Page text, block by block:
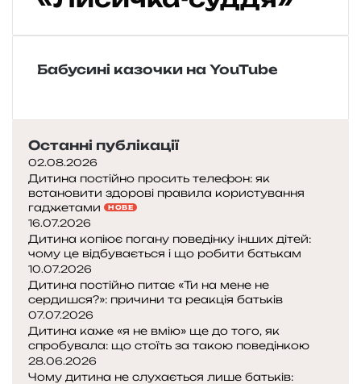
в
а
с
я
а
а
а
У
р
а
д
е
н
е
щ
а
т
я
»
ь
а
р
д
а
к
а
з
к
а
«
Л
с
и
ч
Бабусині казочки на YouTube
Останні публікації
02.08.2026
Дитина постійно просить телефон: як
встановити здорові правила користування
гаджетами
НОВЕ
16.07.2026
Дитина копіює погану поведінку інших дітей:
чому це відбувається і що робити батькам
10.07.2026
Дитина постійно питає «Ти на мене не
сердишся?»: причини та реакція батьків
07.07.2026
Дитина каже «я не вмію» ще до того, як
спробувала: що стоїть за такою поведінкою
28.06.2026
Чому дитина не слухається лише батьків: